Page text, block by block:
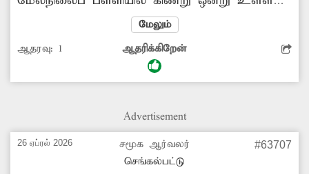
இந்த கிணறு பராமரிப்பு இல்லாமல் மிகவும்
மோசமான நிலையில் கிடக்கிறது. இந்த
கிணற்றை சுத்தம் செய்தால் பள்ளியில் உள்ள
மாணவ-மாணவியர்கள் தேவைகளுக்கு
அதிகாரிகள் இதுகுறித்து நடவடிக்கை எடுக்க
மேலும்
ஆதரவு: 1 ஆதரிக்கிறேன்
Advertisement
26 ஏப்ரல் 2026
சமூக ஆர்வலர்
செங்கல்பட்டு
#63707